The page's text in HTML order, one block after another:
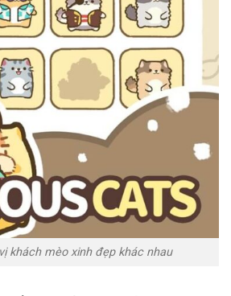
khách mèo xinh đẹp khác nhau